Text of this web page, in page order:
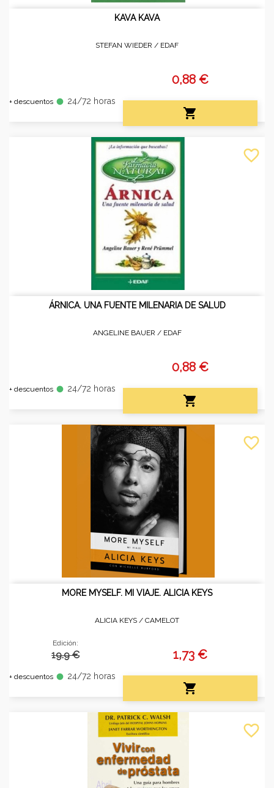
KAVA KAVA
STEFAN WIEDER / EDAF
+ descuentos fiber_manual_record 24/72 horas
0,88 €

ÁRNICA. UNA FUENTE MILENARIA DE SALUD
ANGELINE BAUER / EDAF
+ descuentos fiber_manual_record 24/72 horas
0,88 €

favorite_border
MORE MYSELF. MI VIAJE. ALICIA KEYS
ALICIA KEYS / CAMELOT
Edición:
19.9 €
+ descuentos fiber_manual_record 24/72 horas
1,73 €

favorite_border
favorite_border